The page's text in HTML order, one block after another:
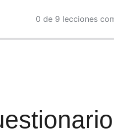
0 de 9 lecciones